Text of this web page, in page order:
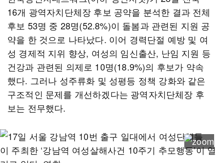
16개 광역자치단체장 후보 공약을 분석한 결과 전체
후보 53명 중 28명(52.8%)이 돌봄과 관련된 지원 공
약을 한 것으로 나타났다. 이어 경력단절 예방 및 여
성 경제적 지위 향상, 여성의 임신출산, 난임 지원 등
건강과 관련된 의제로 10명(18.9%)의 후보가 약속
했다. 그러나 성주류화 및 성평등 정책 강화와 같은
구조적인 문제를 개선하겠다는 광역자치단체장 후
보는 전무했다.